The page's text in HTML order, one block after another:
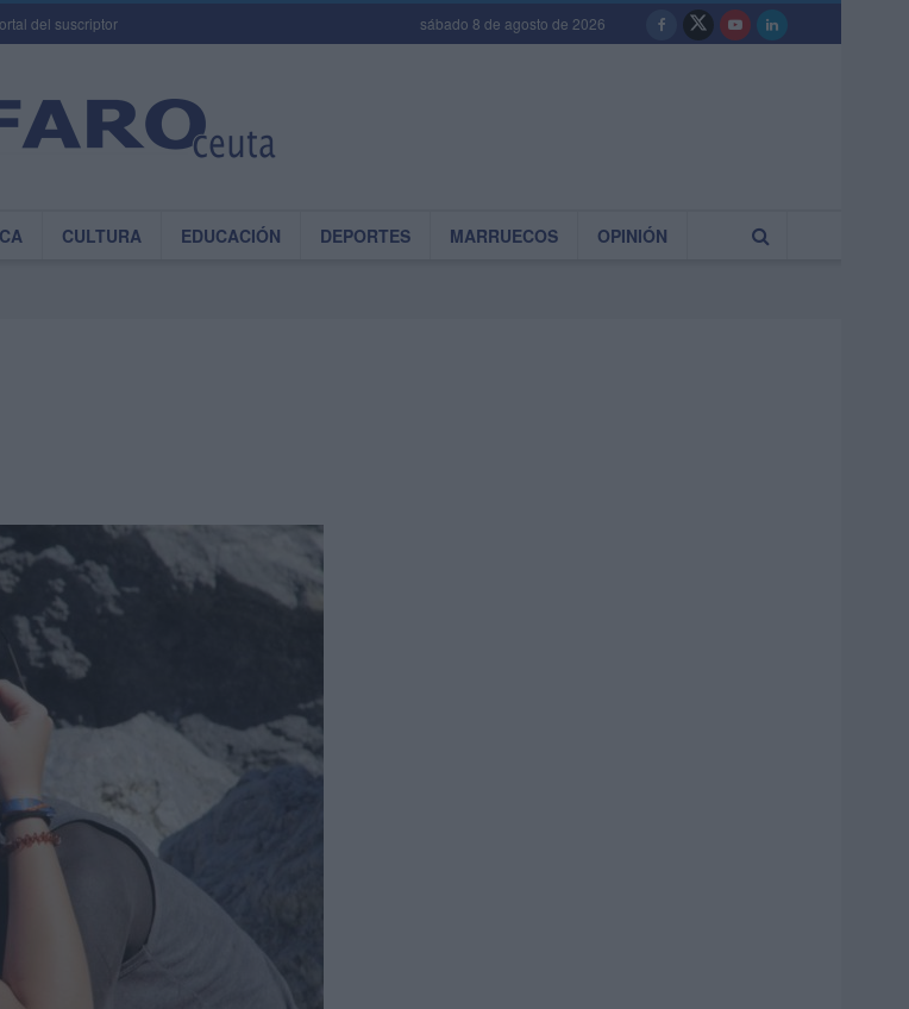
del suscriptor sábado 8 de agosto de 2026
CULTURA EDUCACIÓN DEPORTES MARRUECOS OPINIÓN